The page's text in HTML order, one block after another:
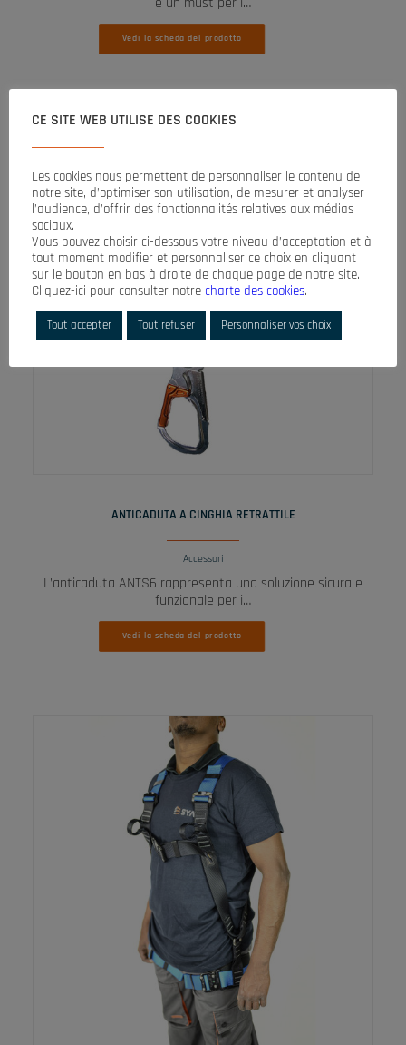
Vedi la scheda del prodotto
ANTICADUTA A CINGHIA RETRATTILE
Accessori
L’anticaduta ANTS6 rappresenta una soluzione sicura e
funzionale per i…
Vedi la scheda del prodotto
CE SITE WEB UTILISE DES COOKIES
Les cookies nous permettent de personnaliser le contenu de
notre site, d’optimiser son utilisation, de mesurer et analyser
l’audience, d’offrir des fonctionnalités relatives aux médias
sociaux.
Vous pouvez choisir ci-dessous votre niveau d’acceptation et à
tout moment modifier et personnaliser ce choix en cliquant
sur le bouton en bas à droite de chaque page de notre site.
Cliquez-ici pour consulter notre charte des cookies.
Tout accepter Tout refuser Personnaliser vos choix